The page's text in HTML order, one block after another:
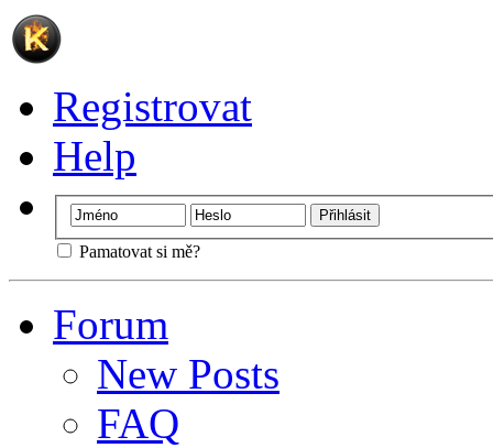
Registrovat
Help
Pamatovat si mě?
Forum
New Posts
FAQ